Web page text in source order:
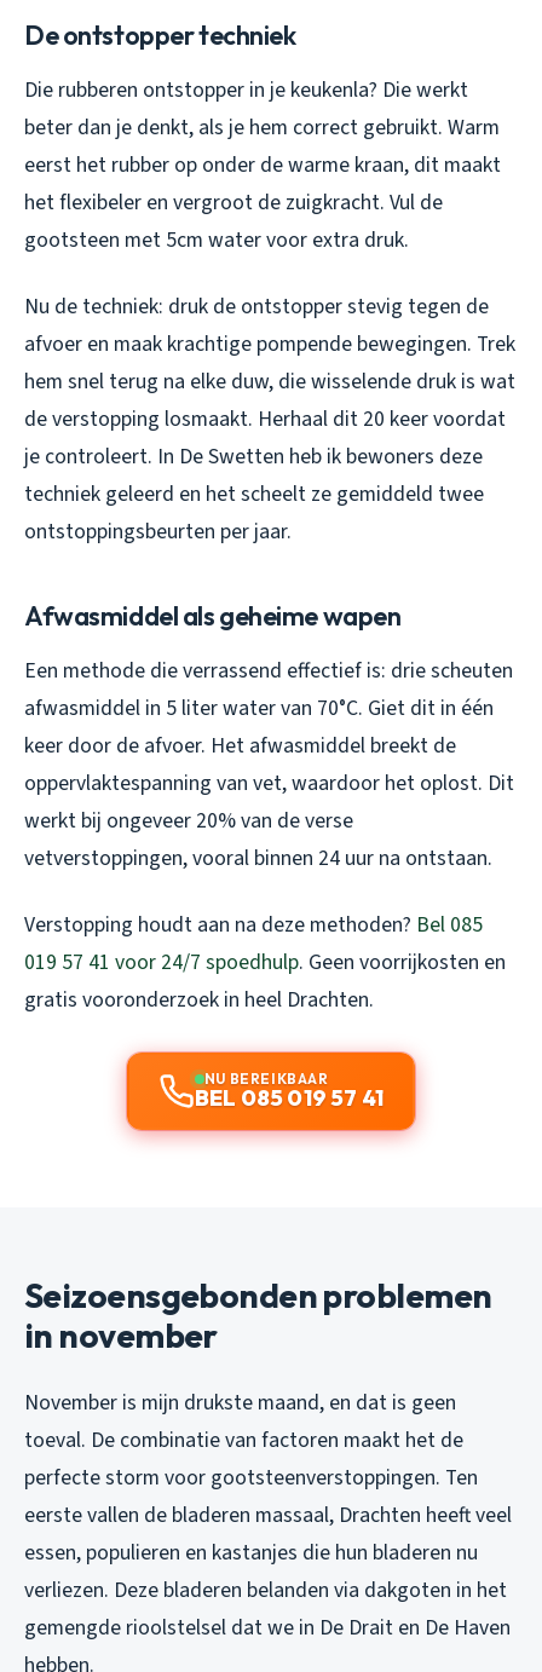
De ontstopper techniek
Die rubberen ontstopper in je keukenla? Die werkt
beter dan je denkt, als je hem correct gebruikt. Warm
eerst het rubber op onder de warme kraan, dit maakt
het flexibeler en vergroot de zuigkracht. Vul de
gootsteen met 5cm water voor extra druk.
Nu de techniek: druk de ontstopper stevig tegen de
afvoer en maak krachtige pompende bewegingen. Trek
hem snel terug na elke duw, die wisselende druk is wat
de verstopping losmaakt. Herhaal dit 20 keer voordat
je controleert. In De Swetten heb ik bewoners deze
techniek geleerd en het scheelt ze gemiddeld twee
ontstoppingsbeurten per jaar.
Afwasmiddel als geheime wapen
Een methode die verrassend effectief is: drie scheuten
afwasmiddel in 5 liter water van 70°C. Giet dit in één
keer door de afvoer. Het afwasmiddel breekt de
oppervlaktespanning van vet, waardoor het oplost. Dit
werkt bij ongeveer 20% van de verse
vetverstoppingen, vooral binnen 24 uur na ontstaan.
Verstopping houdt aan na deze methoden? Bel 085
019 57 41 voor 24/7 spoedhulp. Geen voorrijkosten en
gratis vooronderzoek in heel Drachten.
NU BEREIKBAAR
BEL 085 019 57 41
Seizoensgebonden problemen
in november
November is mijn drukste maand, en dat is geen
toeval. De combinatie van factoren maakt het de
perfecte storm voor gootsteenverstoppingen. Ten
eerste vallen de bladeren massaal, Drachten heeft veel
essen, populieren en kastanjes die hun bladeren nu
verliezen. Deze bladeren belanden via dakgoten in het
gemengde rioolstelsel dat we in De Drait en De Haven
hebben.